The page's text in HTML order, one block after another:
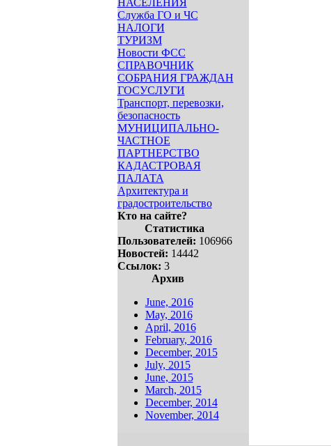
НАСЕЛЕНИЯ
Служба ГО и ЧС
НАЛОГИ
ТУРИЗМ
Новости ФСС
СПРАВОЧНИК
СОБРАНИЯ ГРАЖДАН
ГОСУСЛУГИ
Транспорт, перевозки,
безопасность
МУНИЦИПАЛЬНО-
ЧАСТНОЕ
ПАРТНЕРСТВО
КАДАСТРОВАЯ
ПАЛАТА
Архитектура и
градостроительство
Кто на сайте?
Статистика
Пользователей: 106966
Новостей: 14442
Ссылок: 3
Архив
June, 2016
May, 2016
April, 2016
February, 2016
December, 2015
July, 2015
June, 2015
March, 2015
December, 2014
November, 2014